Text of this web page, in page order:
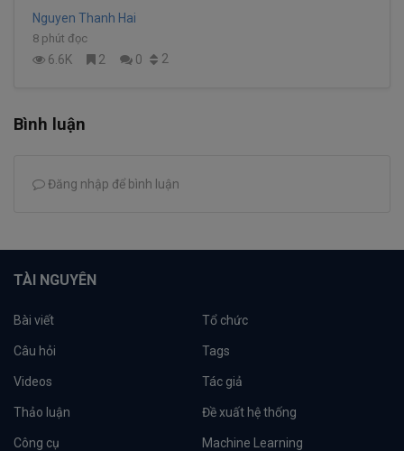
Nguyen Thanh Hai
8 phút đọc
6.6K 2 0 2
Bình luận
Đăng nhập để bình luận
TÀI NGUYÊN
Bài viết Tổ chức
Câu hỏi Tags
Videos Tác giả
Thảo luận Đề xuất hệ thống
Công cụ Machine Learning